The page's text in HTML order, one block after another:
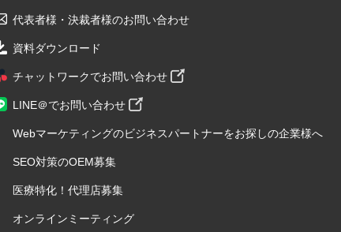
代表者様・決裁者様のお問い合わせ
資料ダウンロード
チャットワークでお問い合わせ
LINE＠でお問い合わせ
Webマーケティングのビジネスパートナーをお探しの企業様へ
SEO対策のOEM募集
医療特化！代理店募集
オンラインミーティング